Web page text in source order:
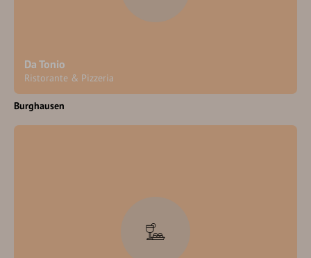
Da Tonio
Ristorante & Pizzeria
Burghausen